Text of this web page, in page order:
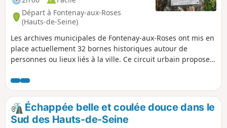
Départ à Fontenay-aux-Roses
(Hauts-de-Seine)
Les archives municipales de Fontenay-aux-Roses ont mis en
place actuellement 32 bornes historiques autour de
personnes ou lieux liés à la ville. Ce circuit urbain propose
Ouest de la ville, en découvrant divers types de quartiers de
la ville. Il sera complété par un circuit dans la partie Est de
la ville. Ce circuit peut-être parcouru à vélo, plutôt dans
l'autre sens en raison des pentes.
Échappée belle et coulée douce dans le
Sud des Hauts-de-Seine